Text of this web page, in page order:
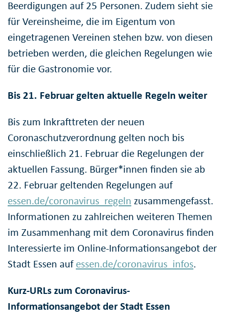
Beerdigungen auf 25 Personen. Zudem sieht sie
für Vereinsheime, die im Eigentum von
eingetragenen Vereinen stehen bzw. von diesen
betrieben werden, die gleichen Regelungen wie
für die Gastronomie vor.
Bis 21. Februar gelten aktuelle Regeln weiter
Bis zum Inkrafttreten der neuen
Coronaschutzverordnung gelten noch bis
einschließlich 21. Februar die Regelungen der
aktuellen Fassung. Bürger*innen finden sie ab
22. Februar geltenden Regelungen auf
essen.de/coronavirus_regeln zusammengefasst.
Informationen zu zahlreichen weiteren Themen
im Zusammenhang mit dem Coronavirus finden
Interessierte im Online-Informationsangebot der
Stadt Essen aufessen.de/coronavirus_infos.
Kurz-URLs zum Coronavirus-
Informationsangebot der Stadt Essen